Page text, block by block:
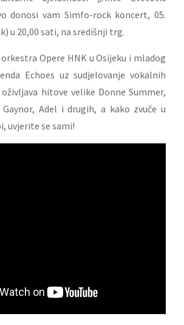
donosi vam Simfo-rock koncert, 05.
u 20,00 sati, na središnji trg.
Opere HNK u Osijeku i mladog
Echoes uz sudjelovanje vokalnih
hitove velike Donne Summer,
Adel i drugih, a kako zvuče u
uvjerite se sami!